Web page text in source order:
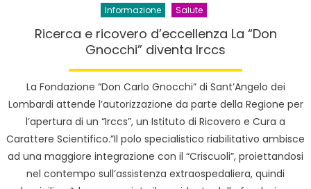
Informazione Salute
Ricerca e ricovero d’eccellenza La “Don
Gnocchi” diventa Irccs
La Fondazione “Don Carlo Gnocchi” di Sant’Angelo dei
Lombardi attende l’autorizzazione da parte della Regione per
l’apertura di un “Irccs”, un Istituto di Ricovero e Cura a
Carattere Scientifico.”Il polo specialistico riabilitativo ambisce
ad una maggiore integrazione con il “Criscuoli”, proiettandosi
nel contempo sull’assistenza extraospedaliera, quindi